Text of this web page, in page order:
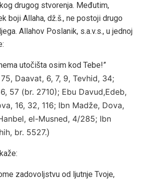
drugog stvorenja. Međutim,
boji Allaha, dž.š., ne postoji drugo
Allahov Poslanik, s.a.v.s., u jednoj
utočišta osim kod Tebe!”
75, Daavat, 6, 7, 9, Tevhid, 34;
57 (br. 2710); Ebu Davud,Edeb,
16, 32, 116; Ibn Madže, Dova,
el-Musned, 4/285; Ibn
br. 5527.)
zadovoljstvu od ljutnje Tvoje,